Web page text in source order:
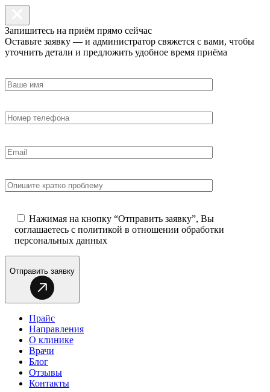
Запишитесь на приём прямо сейчас
Оставьте заявку — и администратор свяжется с вами, чтобы
уточнить детали и предложить удобное время приёма
Нажимая на кнопку “Отправить заявку”, Вы
соглашаетесь с политикой в отношении обработки
персональных данных
Отправить заявку
Прайс
Направления
О клинике
Врачи
Блог
Отзывы
Контакты